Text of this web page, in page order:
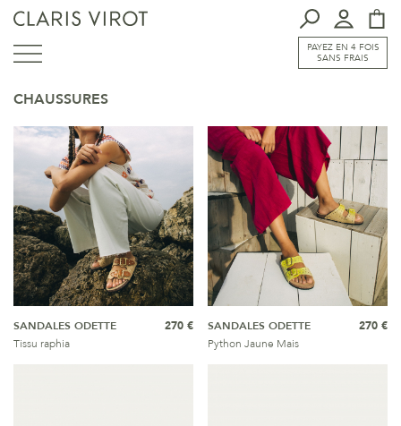
PAYEZ EN 4 FOIS
SANS FRAIS
CHAUSSURES
SANDALES ODETTE
Tissu raphia
270 €
SANDALES ODETTE
Python Jaune Mais
270 €